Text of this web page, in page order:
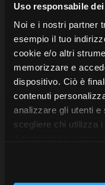
Uso responsabile
Noi e i nostri partner
esempio il tuo
cookie e/o altri
memorizzare e
dispositivo. Ciò è
contenuti
analizzare gli utenti e
scegliere chi utilizza
modificare o
momento dalla
001
Direct
002
Lead